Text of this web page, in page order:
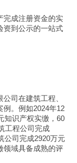
完成注册资金的实
资到公示的一站式
司在建筑工程、
例。例如2024年12
知识产权实缴，60
工程公司完成
公司完成2920万元
领域具备成熟的评